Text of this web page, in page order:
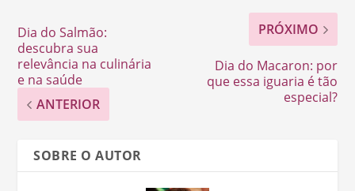
Dia do Salmão:
descubra sua
relevância na culinária
e na saúde
ANTERIOR
PRÓXIMO
Dia do Macaron: por
que essa iguaria é tão
especial?
SOBRE O AUTOR